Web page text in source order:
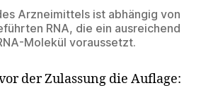
Arzneimittels ist abhängig von
RNA, die ein ausreichend
Molekül voraussetzt.
der Zulassung die Auflage: